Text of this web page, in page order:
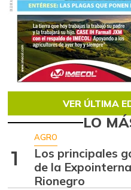
VER ÚLTIMA
LO
1
AGRO
Los principales
de la
Rionegro